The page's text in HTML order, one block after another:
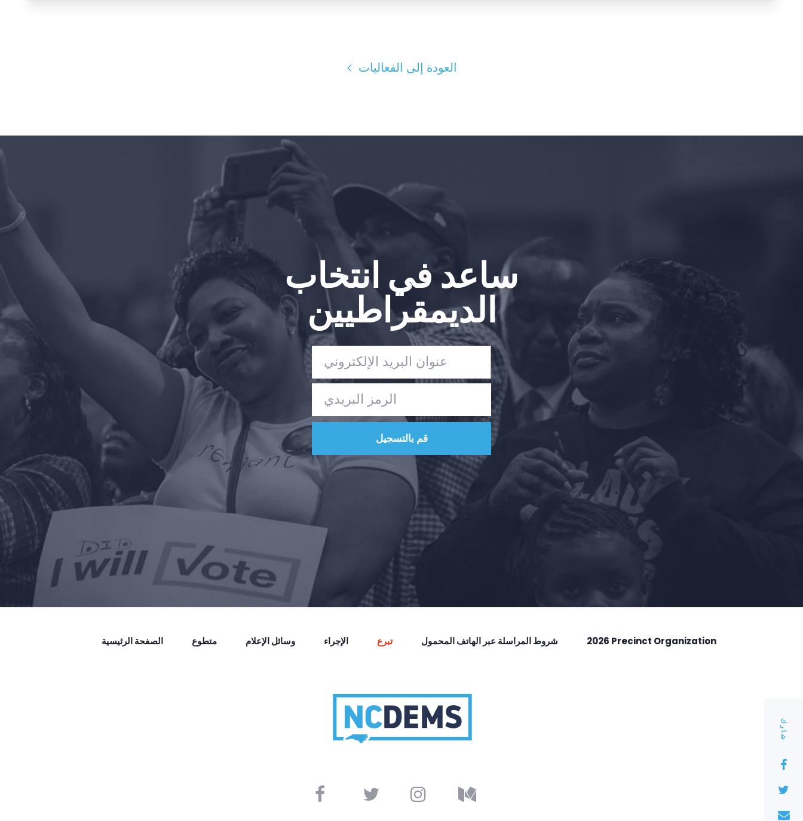
الإجراء
Vote
شارك
العودة إلى الفعاليات
ساعد في انتخاب
الديمقراطيين
الصفحة الرئيسية متطوع وسائل الإعلام الإجراء تبرع شروط المراسلة عبر الهاتف المحمول 2026 Precinct Organization